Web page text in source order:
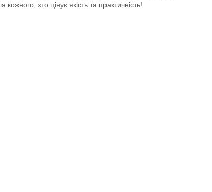
хто цінує якість та практичність!